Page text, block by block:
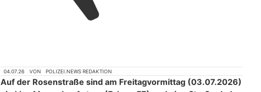
04.07.26 VON POLIZEI.NEWS REDAKTION
Auf der Rosenstraße sind am Freitagvormittag (03.07.2026)